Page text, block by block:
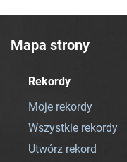
Mapa strony
Rekordy
Moje rekordy
Wszystkie rekordy
Utwórz rekord